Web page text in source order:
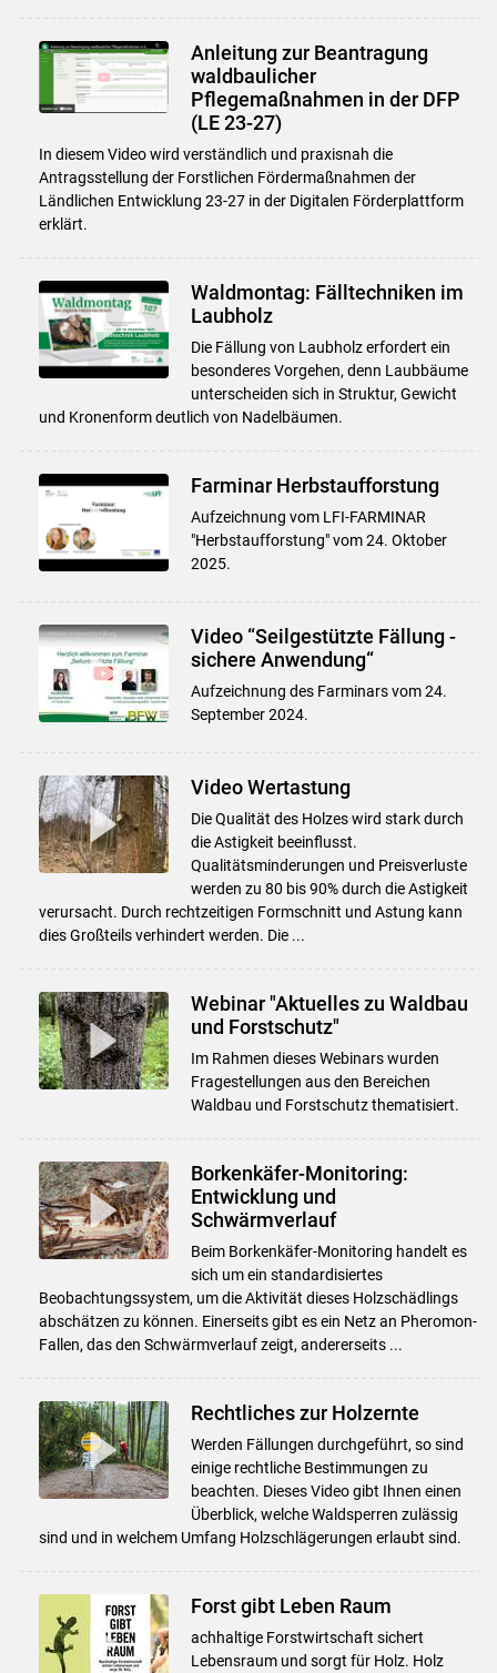
Anleitung zur Beantragung
waldbaulicher
Pflegemaßnahmen in der DFP
(LE 23-27)
In diesem Video wird verständlich und praxisnah die
Antragsstellung der Forstlichen Fördermaßnahmen der
Ländlichen Entwicklung 23-27 in der Digitalen Förderplattform
erklärt.
Waldmontag: Fälltechniken im
Laubholz
Die Fällung von Laubholz erfordert ein
besonderes Vorgehen, denn Laubbäume
unterscheiden sich in Struktur, Gewicht
und Kronenform deutlich von Nadelbäumen.
Farminar Herbstaufforstung
Aufzeichnung vom LFI-FARMINAR
"Herbstaufforstung" vom 24. Oktober
2025.
Video “Seilgestützte Fällung -
sichere Anwendung“
Aufzeichnung des Farminars vom 24.
September 2024.
Video Wertastung
Die Qualität des Holzes wird stark durch
die Astigkeit beeinflusst.
Qualitätsminderungen und Preisverluste
werden zu 80 bis 90% durch die Astigkeit
verursacht. Durch rechtzeitigen Formschnitt und Astung kann
dies Großteils verhindert werden. Die ...
Webinar "Aktuelles zu Waldbau
und Forstschutz"
Im Rahmen dieses Webinars wurden
Fragestellungen aus den Bereichen
Waldbau und Forstschutz thematisiert.
Borkenkäfer-Monitoring:
Entwicklung und
Schwärmverlauf
Beim Borkenkäfer-Monitoring handelt es
sich um ein standardisiertes
Beobachtungssystem, um die Aktivität dieses Holzschädlings
abschätzen zu können. Einerseits gibt es ein Netz an Pheromon-
Fallen, das den Schwärmverlauf zeigt, andererseits ...
Rechtliches zur Holzernte
Werden Fällungen durchgeführt, so sind
einige rechtliche Bestimmungen zu
beachten. Dieses Video gibt Ihnen einen
Überblick, welche Waldsperren zulässig
sind und in welchem Umfang Holzschlägerungen erlaubt sind.
Forst gibt Leben Raum
achhaltige Forstwirtschaft sichert
Lebensraum und sorgt für Holz. Holz